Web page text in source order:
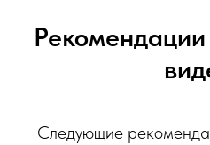
Следующие